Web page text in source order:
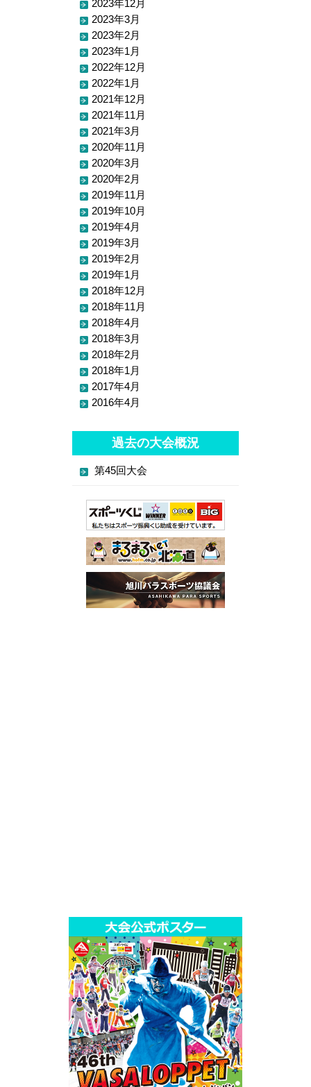
2023年12月
2023年3月
2023年2月
2023年1月
2022年12月
2022年1月
2021年12月
2021年11月
2021年3月
2020年11月
2020年3月
2020年2月
2019年11月
2019年10月
2019年4月
2019年3月
2019年2月
2019年1月
2018年12月
2018年11月
2018年4月
2018年3月
2018年2月
2018年1月
2017年4月
2016年4月
過去の大会概況
第45回大会